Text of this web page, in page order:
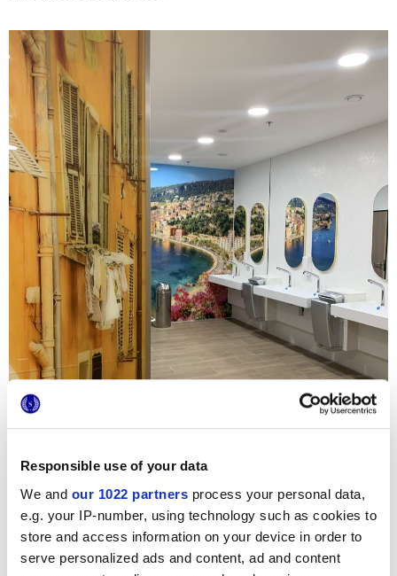
Responsible use of your data
We and our 1022 partners process your personal data,
e.g. your IP-number, using technology such as cookies to
store and access information on your device in order to
serve personalized ads and content, ad and content
Für die Errichtung der neuen Filiale von Lingostière hat die
berühmte Supermarktkette Carrefour auf die Keramik von
Marca Corona gesetzt. Dank der Dreidimensionalität und